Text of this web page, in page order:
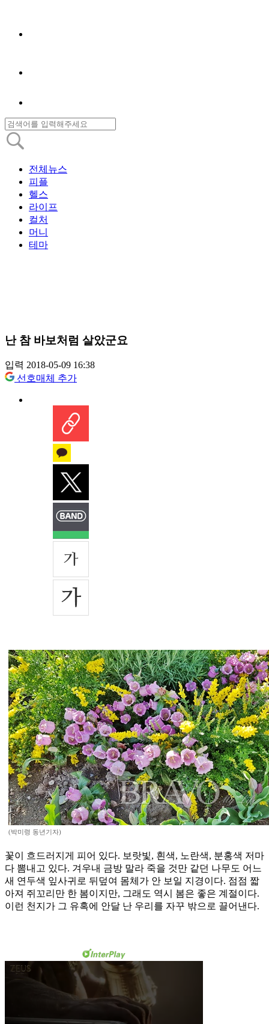
전체뉴스
피플
헬스
라이프
컬처
머니
테마
난 참 바보처럼 살았군요
입력 2018-05-09 16:38
선호매체 추가
(박미령 동년기자)
꽃이 흐드러지게 피어 있다. 보랏빛, 흰색, 노란색, 분홍색 저마
다 뽐내고 있다. 겨우내 금방 말라 죽을 것만 같던 나무도 어느
새 연두색 잎사귀로 뒤덮여 몸체가 안 보일 지경이다. 점점 짧
아져 쥐꼬리만 한 봄이지만, 그래도 역시 봄은 좋은 계절이다.
이런 천지가 그 유혹에 안달 난 우리를 자꾸 밖으로 끌어낸다.